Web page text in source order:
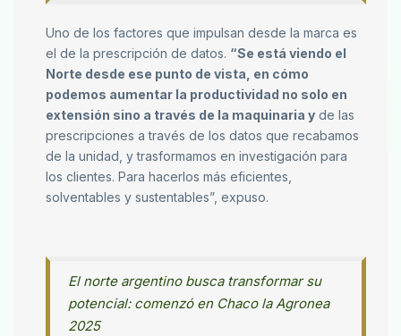
Uno de los factores que impulsan desde la marca es
el de la prescripción de datos. “Se está viendo el
Norte desde ese punto de vista, en cómo
podemos aumentar la productividad no solo en
extensión sino a través de la maquinaria y de las
prescripciones a través de los datos que recabamos
de la unidad, y trasformamos en investigación para
los clientes. Para hacerlos más eficientes,
solventables y sustentables”, expuso.
El norte argentino busca transformar su
potencial: comenzó en Chaco la Agronea
2025